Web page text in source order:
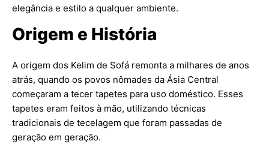
elegância e estilo a qualquer ambiente.
Origem e História
A origem dos Kelim de Sofá remonta a milhares de anos
atrás, quando os povos nômades da Ásia Central
começaram a tecer tapetes para uso doméstico. Esses
tapetes eram feitos à mão, utilizando técnicas
tradicionais de tecelagem que foram passadas de
geração em geração.